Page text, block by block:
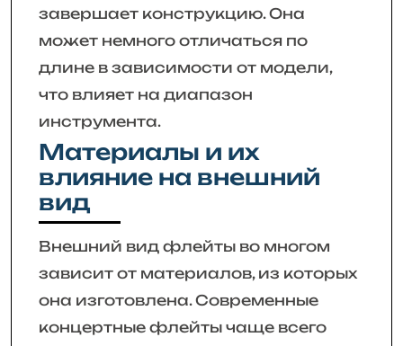
завершает конструкцию. Она
может немного отличаться по
длине в зависимости от модели,
что влияет на диапазон
инструмента.
Материалы и их
влияние на внешний
вид
Внешний вид флейты во многом
зависит от материалов, из которых
она изготовлена. Современные
концертные флейты чаще всего